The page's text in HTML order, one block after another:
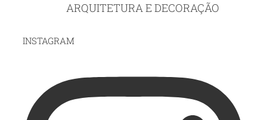
ARQUITETURA E DECORAÇÃO
INSTAGRAM